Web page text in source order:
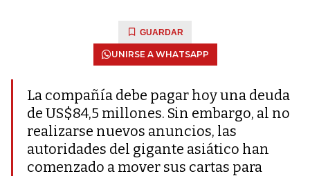
GUARDAR
UNIRSE A WHATSAPP
La compañía debe pagar hoy una deuda
de US$84,5 millones. Sin embargo, al no
realizarse nuevos anuncios, las
autoridades del gigante asiático han
comenzado a mover sus cartas para